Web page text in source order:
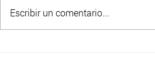
Escribir un comentario...